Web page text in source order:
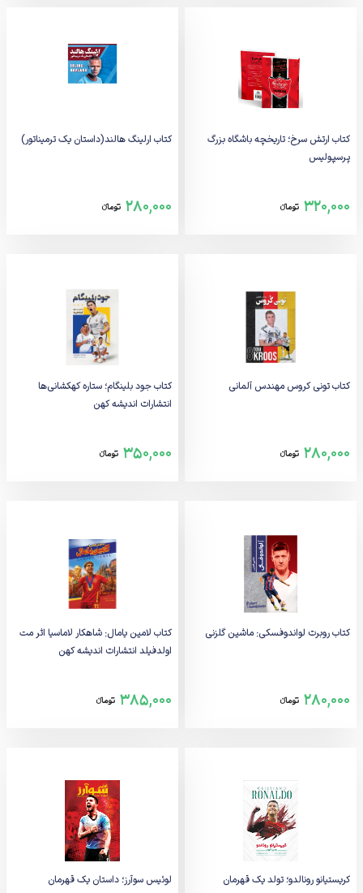
کتاب ارتش سرخ؛ تاریخچه باشگاه بزرگ
پرسپولیس
320,000 تومانء
کتاب ارلینگ هالند(داستان یک ترمیناتور)
280,000 تومانء
کتاب تونی کروس مهندس آلمانی
280,000 تومانء
کتاب جود بلینگام؛ ستاره کهکشانی‌ها
انتشارات اندیشه کهن
350,000 تومانء
کتاب روبرت لواندوفسکی: ماشین گلزنی
280,000 تومانء
کتاب لامین یامال: شاهکار لاماسیا اثر مت
اولدفیلد انتشارات اندیشه کهن
385,000 تومانء
کریستیانو رونالدو؛ تولد یک قهرمان لوئیس سوآرز؛ داستان یک قهرمان